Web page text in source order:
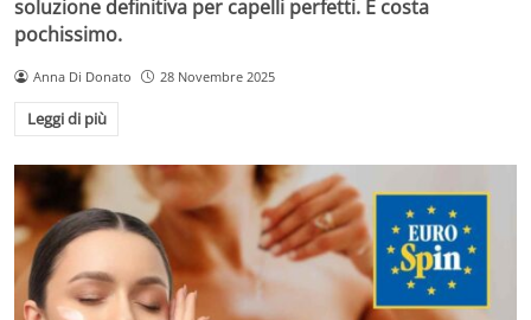
soluzione definitiva per capelli perfetti. E costa
pochissimo.
Anna Di Donato 28 Novembre 2025
Leggi di più